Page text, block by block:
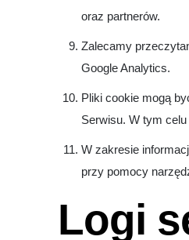
oraz partnerów.
Zalecamy
Google Analytics.
Pliki cookie mogą
Serwisu. W tym
W zakresie
przy pomocy
Logi